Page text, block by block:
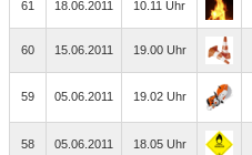
61 18.06.2011 10.11 Uhr
60 15.06.2011 19.00 Uhr
59 05.06.2011 19.02 Uhr
58 05.06.2011 18.05 Uhr